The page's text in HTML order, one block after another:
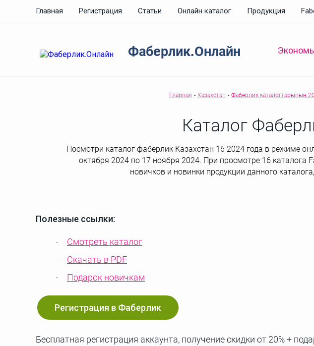
Главная Регистрация Статьи Онлайн каталог Продукция
Фаберлик.Онлайн Экономь
Главная - Казахстан - Фаберлик каталогтарының
Каталог
Посмотри каталог фаберлик Казахстан 16 2024 года в режиме
октября 2024 по 17 ноября 2024. При просмотре 16
новичков и новинки продукции данного
Полезные ссылки:
Смотреть каталог
Скачать в PDF
Подарок новичкам
Регистрация в Фаберлик
Бесплатная регистрация аккаунта, получение скидки от 20% +